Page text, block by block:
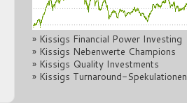
» Kissigs Financial Power Investing
» Kissigs Nebenwerte Champions
» Kissigs Quality Investments
» Kissigs Turnaround-Spekulationen